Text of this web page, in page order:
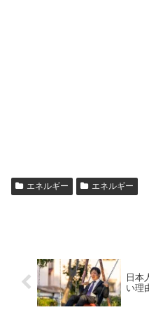
エネルギー エネルギー
日本
い理